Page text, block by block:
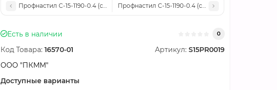
Профнастил С-15-1190-0.4 (с гранью) Полиэстер RAL 5002Профнастил С-15-1190-0.4 (с гранью) Полиэстер RAL
Есть в наличии 0
Код Товара: 16570-01 Артикул: S15PR0019
ООО "ПКММ"
Доступные варианты